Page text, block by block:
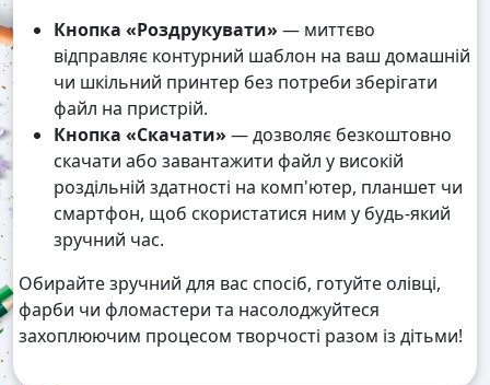
Кнопка «Роздрукувати» — миттєво
відправляє контурний шаблон на ваш домашній
чи шкільний принтер без потреби зберігати
файл на пристрій.
Кнопка «Скачати» — дозволяє безкоштовно
скачати або завантажити файл у високій
роздільній здатності на комп'ютер, планшет чи
смартфон, щоб скористатися ним у будь-який
зручний час.
Обирайте зручний для вас спосіб, готуйте олівці,
фарби чи фломастери та насолоджуйтеся
захоплюючим процесом творчості разом із дітьми!